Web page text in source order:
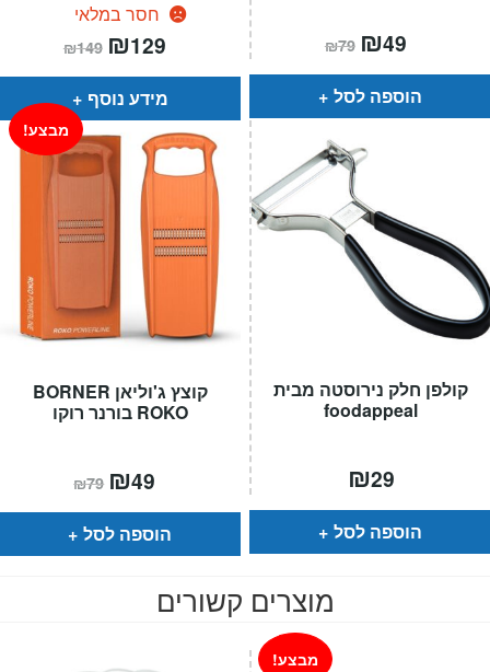
חסר במלאי
₪149 המחיר
המקורי
היה:
₪149.
₪129
הוא:
מידע נוסף
₪79 המחיר
המקורי
היה:
₪79.
₪49
הוא:
הוספה לסל
קוצץ ג'וליאן BORNER
ROKO בורנר רוקו
מבצע!
₪79 המחיר
המקורי
היה:
₪79.
₪49
הוא:
הוספה לסל
קולפן חלק נירוסטה מבית
foodappeal
₪29
הוספה לסל
מוצרים קשורים
מבצע!